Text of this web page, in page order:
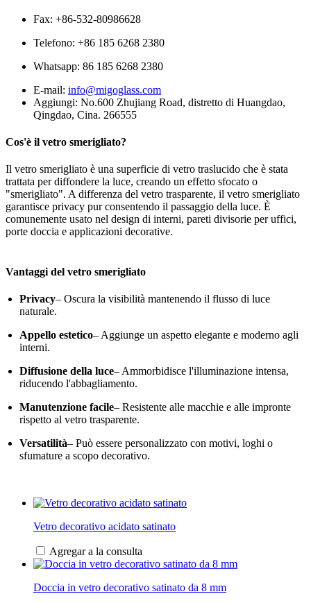
Fax: +86-532-80986628
Telefono: +86 185 6268 2380
Whatsapp: 86 185 6268 2380
E-mail: info@migoglass.com
Aggiungi: No.600 Zhujiang Road, distretto di Huangdao,
Qingdao, Cina. 266555
Cos'è il vetro smerigliato?
Il vetro smerigliato è una superficie di vetro traslucido che è stata
trattata per diffondere la luce, creando un effetto sfocato o
"smerigliato". A differenza del vetro trasparente, il vetro smerigliato
garantisce privacy pur consentendo il passaggio della luce. È
comunemente usato nel design di interni, pareti divisorie per uffici,
porte doccia e applicazioni decorative.
Vantaggi del vetro smerigliato
Privacy– Oscura la visibilità mantenendo il flusso di luce
naturale.
Appello estetico– Aggiunge un aspetto elegante e moderno agli
interni.
Diffusione della luce– Ammorbidisce l'illuminazione intensa,
riducendo l'abbagliamento.
Manutenzione facile– Resistente alle macchie e alle impronte
rispetto al vetro trasparente.
Versatilità– Può essere personalizzato con motivi, loghi o
sfumature a scopo decorativo.
Vetro decorativo acidato satinato
Agregar a la consulta
Doccia in vetro decorativo satinato da 8 mm